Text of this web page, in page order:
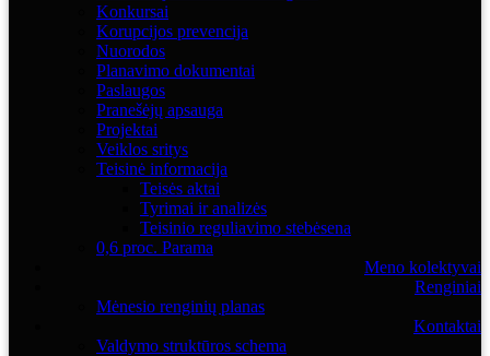
Konkursai
Korupcijos prevencija
Nuorodos
Planavimo dokumentai
Paslaugos
Pranešėjų apsauga
Projektai
Veiklos sritys
Teisinė informacija
Teisės aktai
Tyrimai ir analizės
Teisinio reguliavimo stebėsena
0,6 proc. Parama
Meno kolektyvai
Renginiai
Mėnesio renginių planas
Kontaktai
Valdymo struktūros schema